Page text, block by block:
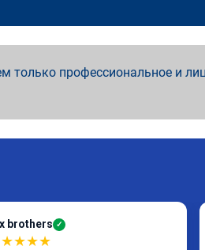
профессиональное и
brothers ✓
★★★★